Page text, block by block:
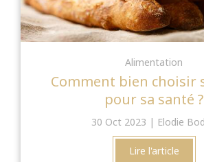
Alimentation
Comment bien choisir
pour sa santé ?
30 Oct 2023 Elodie
Lire l'article